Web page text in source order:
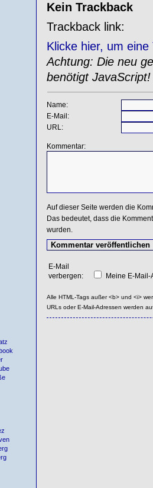
Kein Trackback
Trackback link:
Klicke hier, um
Achtung: Die neu
benötigt JavaScript!
Name:
E-Mail:
URL:
Kommentar:
Auf dieser Seite werden die
Das bedeutet, dass die
wurden.
E-Mail
verbergen:
Meine E-
Alle HTML-Tags außer <b> und <i>
URLs oder E-Mail-Adressen werden